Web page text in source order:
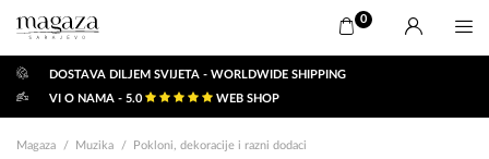
0
DOSTAVA DILJEM SVIJETA - WORLDWIDE SHIPPING
VI O NAMA - 5.0
WEB SHOP
Magaza Muzika Pokloni, dekoracije i razni dodaci